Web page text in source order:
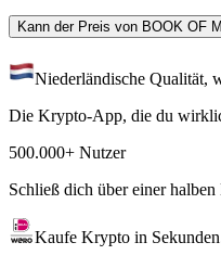
Kann der Preis von BOOK OF
Niederländische Qualität,
Die Krypto-App, die du
500.000+ Nutzer
Schließ dich über einer
Kaufe Krypto in